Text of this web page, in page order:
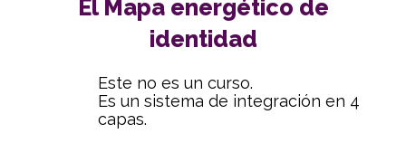
El Mapa energético de
identidad
Este no es un curso.
Es un sistema de integración en 4
capas.